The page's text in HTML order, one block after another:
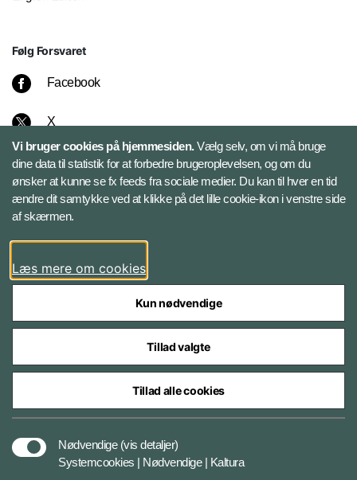
Følg Forsvaret
Facebook
X
Instagram
Bluesky
LinkedIn
Styrelser og myndigheder under Forsvarsministeriet
Vi bruger cookies på hjemmesiden.Vælg selv, om vi må bruge
dine data til statistik for at forbedre brugeroplevelsen, og om du
ønsker at kunne se fx feeds fra sociale medier. Du kan til hver en tid
ændre dit samtykke ved at klikke på det lille cookie-ikon i venstre side
af skærmen.
Læs mere om cookies
Kun nødvendige
Tillad valgte
Tillad alle cookies
Nødvendige (vis detaljer)
Systemcookies | Nødvendige | Kaltura